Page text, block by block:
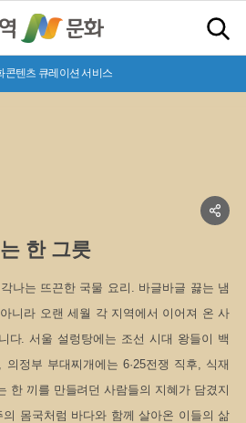
콘텐츠 큐레이션 서비스
는 한 그릇
나는 뜨끈한 국물 요리. 바글바글 끓는 냄
니라 오랜 세월 각 지역에서 이어져 온 사
다. 서울 설렁탕에는 조선 시대 왕들이 백
정부 부대찌개에는 6·25전쟁 직후, 식재
한 끼를 만들려던 사람들의 지혜가 담겼지
몸국처럼 바다와 함께 살아온 이들의 삶